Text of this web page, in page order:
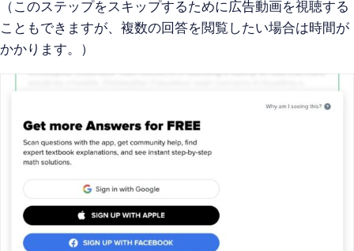
（このステップをスキップするために広告動画を視聴する
こともできますが、複数の回答を閲覧したい場合は時間が
かかります。）